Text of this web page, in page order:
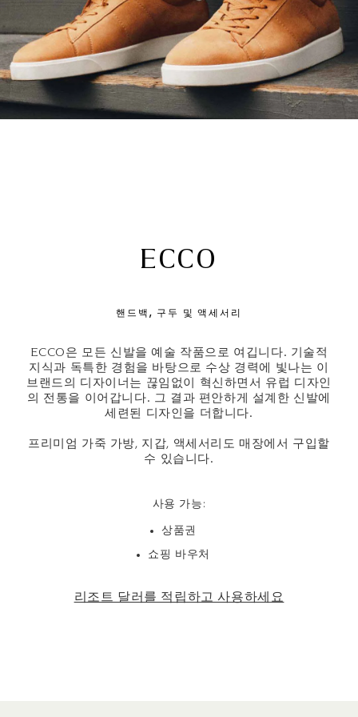
ECCO
핸드백, 구두 및 액세서리
ECCO은 모든 신발을 예술 작품으로 여깁니다. 기술적
지식과 독특한 경험을 바탕으로 수상 경력에 빛나는 이
브랜드의 디자이너는 끊임없이 혁신하면서 유럽 디자인
의 전통을 이어갑니다. 그 결과 편안하게 설계한 신발에
세련된 디자인을 더합니다.
프리미엄 가죽 가방, 지갑, 액세서리도 매장에서 구입할
수 있습니다.
사용 가능:
상품권
쇼핑 바우처
리조트 달러를 적립하고 사용하세요